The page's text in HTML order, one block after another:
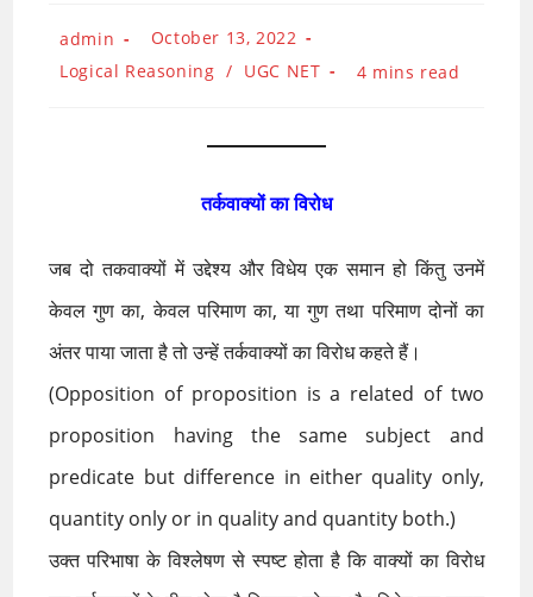
Post
author:
admin
Post
October 13, 2022
Post
category:
Logical Reasoning / UGC NET
Reading
4 mins read
तर्कवाक्यों का विरोध
जब दो तकवाक्यों में उद्देश्य और विधेय एक समान हो किंतु उनमें
केवल गुण का, केवल परिमाण का, या गुण तथा परिमाण दोनों का
अंतर पाया जाता है तो उन्हें तर्कवाक्यों का विरोध कहते हैं।
(Opposition of proposition is a related of two
proposition having the same subject and
predicate but difference in either quality only,
quantity only or in quality and quantity both.)
उक्त परिभाषा के विश्लेषण से स्पष्ट होता है कि वाक्यों का विरोध